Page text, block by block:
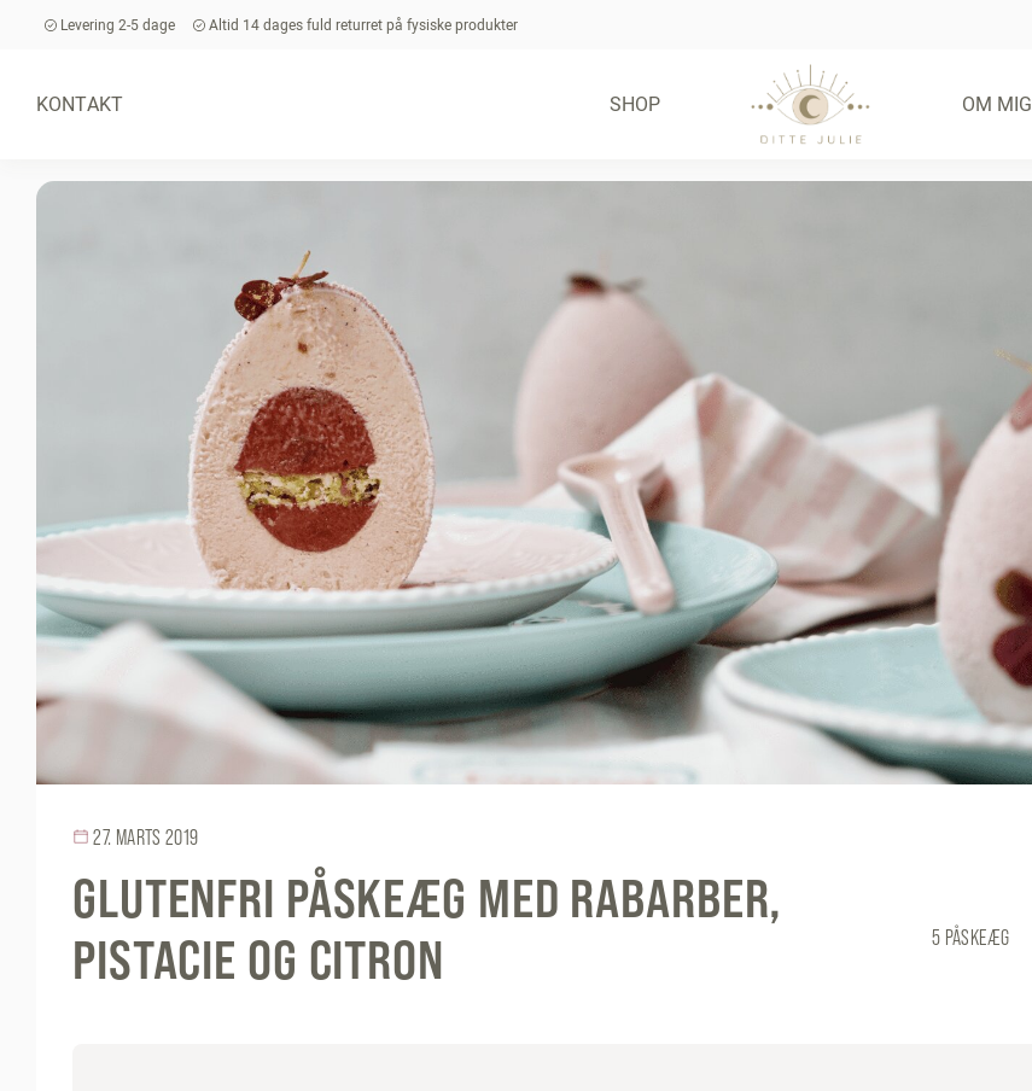
Levering 2-5 dage Altid 14 dages fuld returret på fysiske produkter
KONTAKT SHOP OM MIG
27. MARTS 2019
GLUTENFRI PÅSKEÆG MED RABARBER,
PISTACIE OG CITRON
5 PÅSKEÆG